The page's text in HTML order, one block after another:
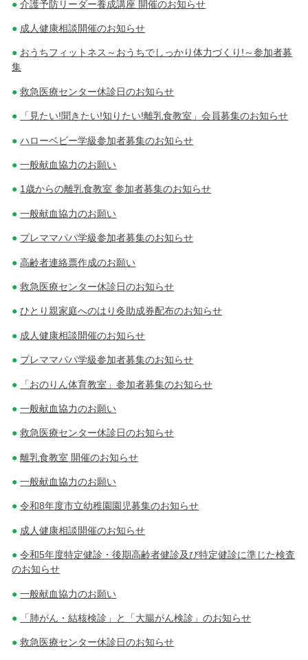
介護予防リーダー養成講座 開催のお知らせ
成人健康相談開催のお知らせ
おうちフィットネス～おうちでしっかり体力づくり!～参加者募
集
救急医療センター休診日のお知らせ
「見たい!聞きたい!知りたい!離乳食教室」会員募集のお知らせ
ハローベビー学級参加者募集のお知らせ
一般献血協力のお願い
1歳からの離乳食教室 参加者募集のお知らせ
一般献血協力のお願い
プレママパパ学級参加者募集のお知らせ
高齢者連絡票作成のお願い
救急医療センター休診日のお知らせ
ひとり親家庭へのはり灸助成券配布のお知らせ
成人健康相談開催のお知らせ
プレママパパ学級参加者募集のお知らせ
「おのりん体育教室」参加者募集のお知らせ
一般献血協力のお願い
救急医療センター休診日のお知らせ
離乳食教室 開催のお知らせ
一般献血協力のお願い
令和8年度市立幼稚園園児募集のお知らせ
成人健康相談開催のお知らせ
令和5年度特定健診・後期高齢者健診及び特定健診に準じた検査
のお知らせ
一般献血協力のお願い
「肺がん・結核検診」と「大腸がん検診」のお知らせ
救急医療センター休診日のお知らせ